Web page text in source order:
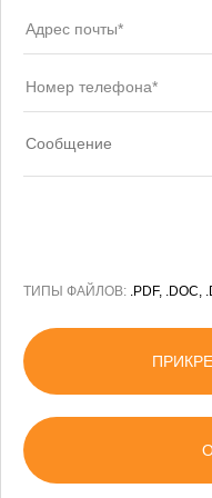
ТИПЫ ФАЙЛОВ: .PDF, .DOC,